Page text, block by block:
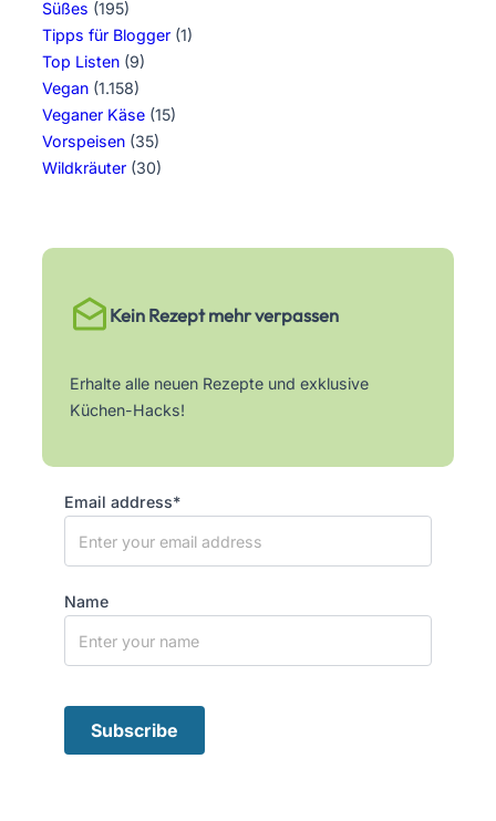
Süßes (195)
Tipps für Blogger (1)
Top Listen (9)
Vegan (1.158)
Veganer Käse (15)
Vorspeisen (35)
Wildkräuter (30)
Kein Rezept mehr verpassen
Erhalte alle neuen Rezepte und exklusive
Küchen-Hacks!
Email address*
Name